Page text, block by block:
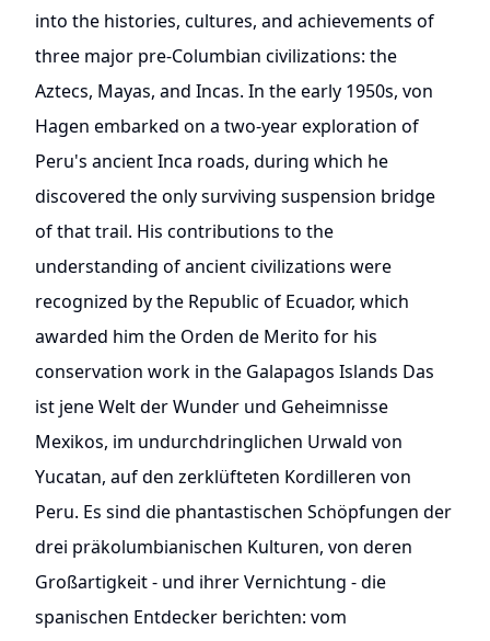
into the histories, cultures, and achievements of
three major pre-Columbian civilizations: the
Aztecs, Mayas, and Incas. In the early 1950s, von
Hagen embarked on a two-year exploration of
Peru's ancient Inca roads, during which he
discovered the only surviving suspension bridge
of that trail. His contributions to the
understanding of ancient civilizations were
recognized by the Republic of Ecuador, which
awarded him the Orden de Merito for his
conservation work in the Galapagos Islands Das
ist jene Welt der Wunder und Geheimnisse
Mexikos, im undurchdringlichen Urwald von
Yucatan, auf den zerklüfteten Kordilleren von
Peru. Es sind die phantastischen Schöpfungen der
drei präkolumbianischen Kulturen, von deren
Großartigkeit - und ihrer Vernichtung - die
spanischen Entdecker berichten: vom